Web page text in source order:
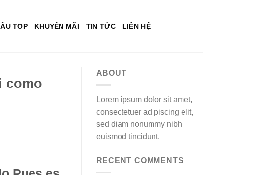
TOP KHUYẾN MÃI TIN TỨC LIÊN HỆ
como
ABOUT
Lorem ipsum dolor sit amet,
consectetuer adipiscing elit,
sed diam nonummy nibh
euismod tincidunt.
RECENT COMMENTS